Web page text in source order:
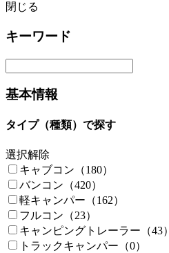
閉じる
キーワード
基本情報
タイプ（種類）で探す
選択解除
キャブコン（180）
バンコン（420）
軽キャンパー（162）
フルコン（23）
キャンピングトレーラー（43）
トラックキャンパー（0）